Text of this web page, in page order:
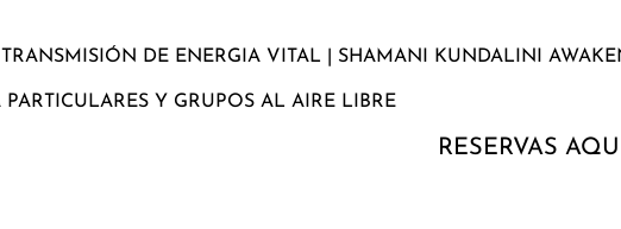
TRANSMISIÓN DE ENERGIA VITAL | SHAMANI KUNDALINI
PARTICULARES Y GRUPOS AL AIRE LIBRE
RESERVAS AQUÍ